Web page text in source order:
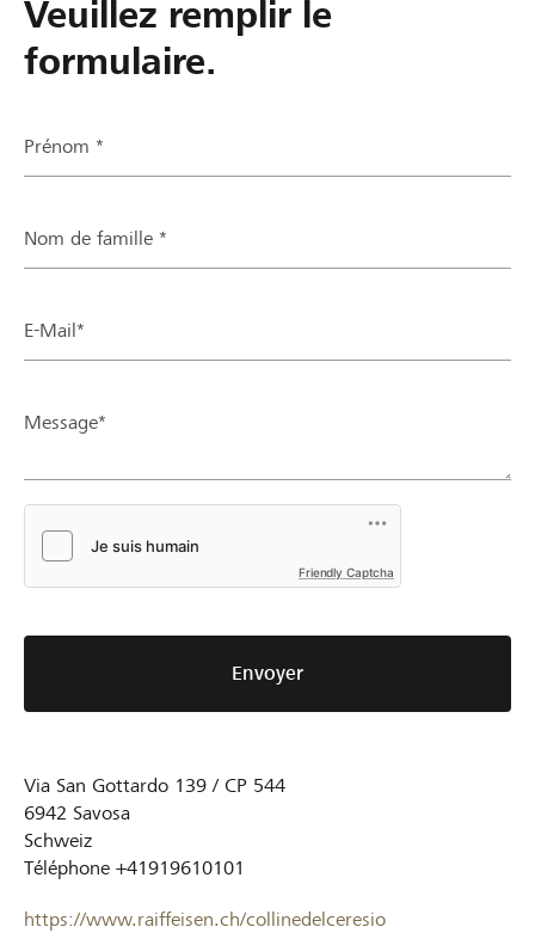
Veuillez remplir le
formulaire.
Prénom *
Nom de famille *
E-Mail*
Message*
Friendly Captcha
Envoyer
Via San Gottardo 139 / CP 544
6942 Savosa
Schweiz
Téléphone +41919610101
https://www.raiffeisen.ch/collinedelceresio